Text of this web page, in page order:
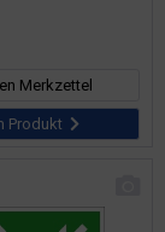
Merkzettel
Produkt